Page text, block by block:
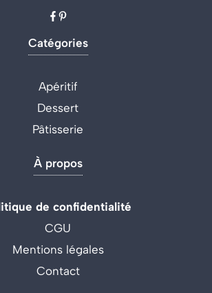
Catégories
Apéritif
Dessert
Pâtisserie
À propos
de confidentialité
CGU
Mentions légales
Contact